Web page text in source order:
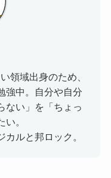
領域出身のため、
強中。自分や自分
ない」を「ちょっ
。
ルと邦ロック。